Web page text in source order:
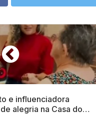
e influenciadora
alegria na Casa do